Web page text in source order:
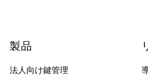
製品
法人向け鍵管理